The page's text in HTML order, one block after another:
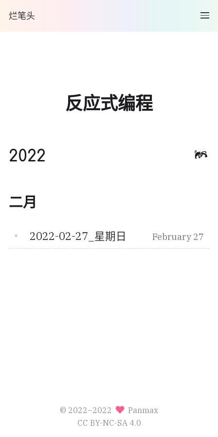
烂笔头
反应式编程
2022
二月
2022-02-27_星期日 February 27
© 2022–2022
Panmax
CC BY-NC-SA 4.0